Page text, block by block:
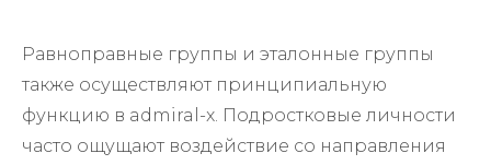
Равноправные группы и эталонные группы
также осуществляют принципиальную
функцию в admiral-x. Подростковые личности
часто ощущают воздействие со направления